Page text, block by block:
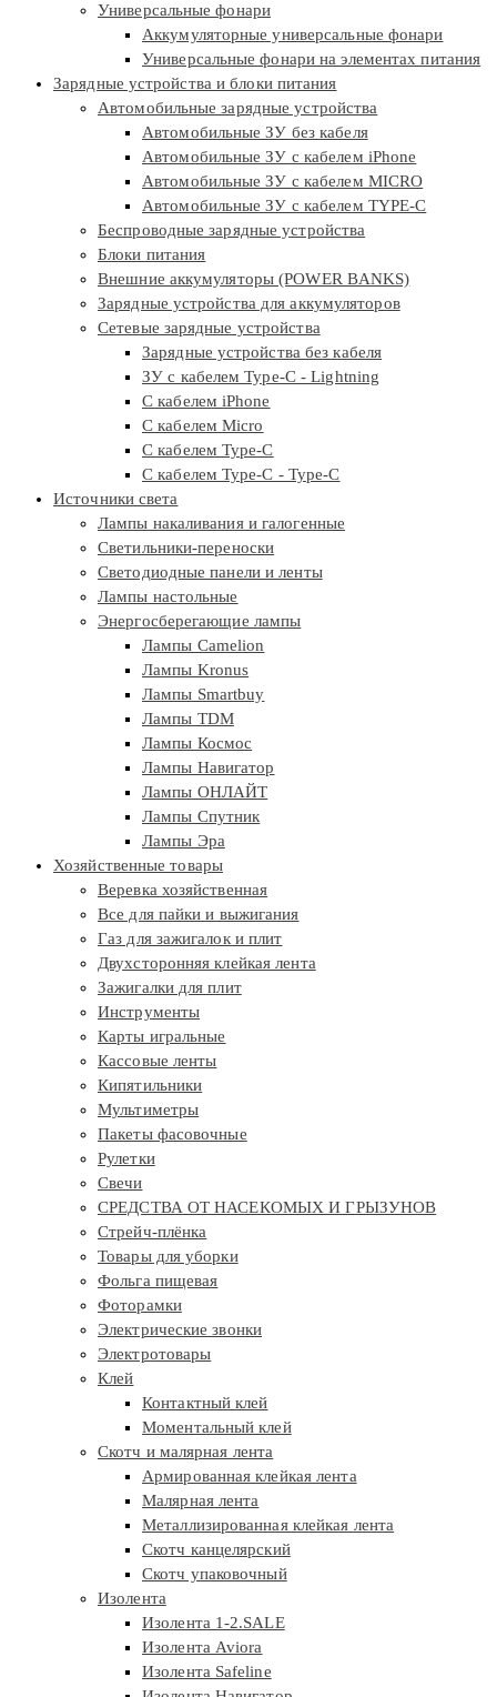
Универсальные фонари
Аккумуляторные универсальные фонари
Универсальные фонари на элементах питания
Зарядные устройства и блоки питания
Автомобильные зарядные устройства
Автомобильные ЗУ без кабеля
Автомобильные ЗУ с кабелем iPhone
Автомобильные ЗУ с кабелем MICRO
Автомобильные ЗУ с кабелем TYPE-C
Беспроводные зарядные устройства
Блоки питания
Внешние аккумуляторы (POWER BANKS)
Зарядные устройства для аккумуляторов
Сетевые зарядные устройства
Зарядные устройства без кабеля
ЗУ с кабелем Type-C - Lightning
С кабелем iPhone
С кабелем Micro
С кабелем Type-C
С кабелем Type-C - Type-C
Источники света
Лампы накаливания и галогенные
Светильники-переноски
Светодиодные панели и ленты
Лампы настольные
Энергосберегающие лампы
Лампы Camelion
Лампы Kronus
Лампы Smartbuy
Лампы TDM
Лампы Космос
Лампы Навигатор
Лампы ОНЛАЙТ
Лампы Спутник
Лампы Эра
Хозяйственные товары
Веревка хозяйственная
Все для пайки и выжигания
Газ для зажигалок и плит
Двухсторонняя клейкая лента
Зажигалки для плит
Инструменты
Карты игральные
Кассовые ленты
Кипятильники
Мультиметры
Пакеты фасовочные
Рулетки
Свечи
СРЕДСТВА ОТ НАСЕКОМЫХ И ГРЫЗУНОВ
Стрейч-плёнка
Товары для уборки
Фольга пищевая
Фоторамки
Электрические звонки
Электротовары
Клей
Контактный клей
Моментальный клей
Скотч и малярная лента
Армированная клейкая лента
Малярная лента
Металлизированная клейкая лента
Скотч канцелярский
Скотч упаковочный
Изолента
Изолента 1-2.SALE
Изолента Aviora
Изолента Safeline